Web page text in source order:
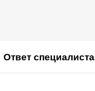
Ответ специалиста